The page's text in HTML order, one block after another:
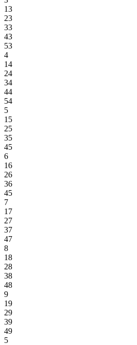
13
23
33
43
53
4
14
24
34
44
54
5
15
25
35
45
6
16
26
36
45
7
17
27
37
47
8
18
28
38
48
9
19
29
39
49
5